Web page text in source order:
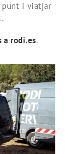
punt i viatjar
a rodi.es.